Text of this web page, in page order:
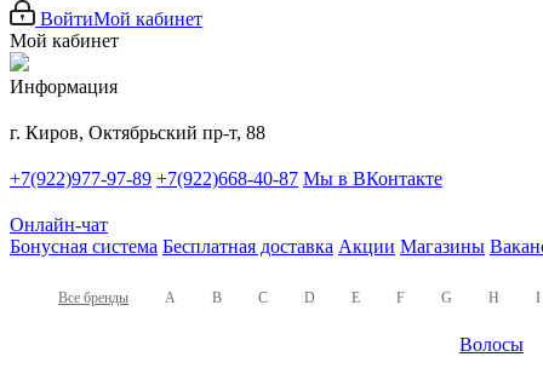
ВойтиМой кабинет
Мой кабинет
Информация
г. Киров, Октябрьский пр-т, 88
+7(922)977-97-89 +7(922)668-40-87 Мы в ВКонтакте
Онлайн-чат
Бонусная система Бесплатная доставка Акции Магазины
Все бренды A B C D E F G H I
Волосы